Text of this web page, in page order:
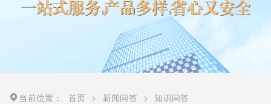
当前位置： 首页 > 新闻问答 > 知识问答